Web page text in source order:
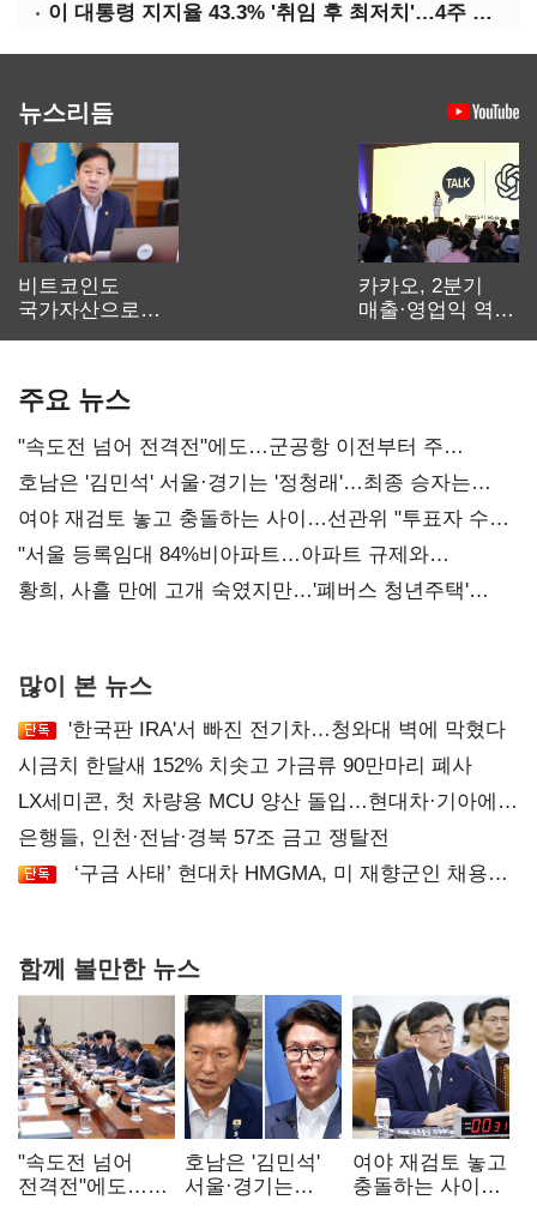
이 대통령 지지율 43.3% '취임 후 최저치'…4주 연속 '하락'
뉴스리듬
비트코인도
국가자산으로…'
카카오, 2분기
매출·영업익 역대
주요 뉴스
"속도전 넘어 전격전"에도…군공항 이전부터 주
52시간까지 '뇌관'
호남은 '김민석' 서울·경기는 '정청래'…최종 승자는
'안갯속'
여야 재검토 놓고 충돌하는 사이…선관위 "투표자 수
오차 당연"
"서울 등록임대 84%비아파트…아파트 규제와
달리해야"
황희, 사흘 만에 고개 숙였지만…'폐버스 청년주택'
많이 본 뉴스
'한국판 IRA'서 빠진 전기차…청와대 벽에 막혔다
시금치 한달새 152% 치솟고 가금류 90만마리 폐사
LX세미콘, 첫 차량용 MCU 양산 돌입…현대차·기아에
공급
은행들, 인천·전남·경북 57조 금고 쟁탈전
‘구금 사태’ 현대차 HMGMA, 미 재향군인 채용
함께 볼만한 뉴스
"속도전 넘어
전격전"에도…
호남은 '김민석'
서울·경기는
여야 재검토 놓고
충돌하는 사이…